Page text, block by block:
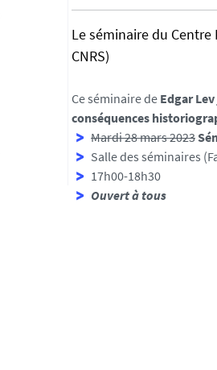
e
f
l
s
Le séminaire du Centre
CNRS)
Ce séminaire de Edgar
conséquences
Mardi 28 mars 2023
Salle des séminaires
17h00-18h30
Ouvert à tous